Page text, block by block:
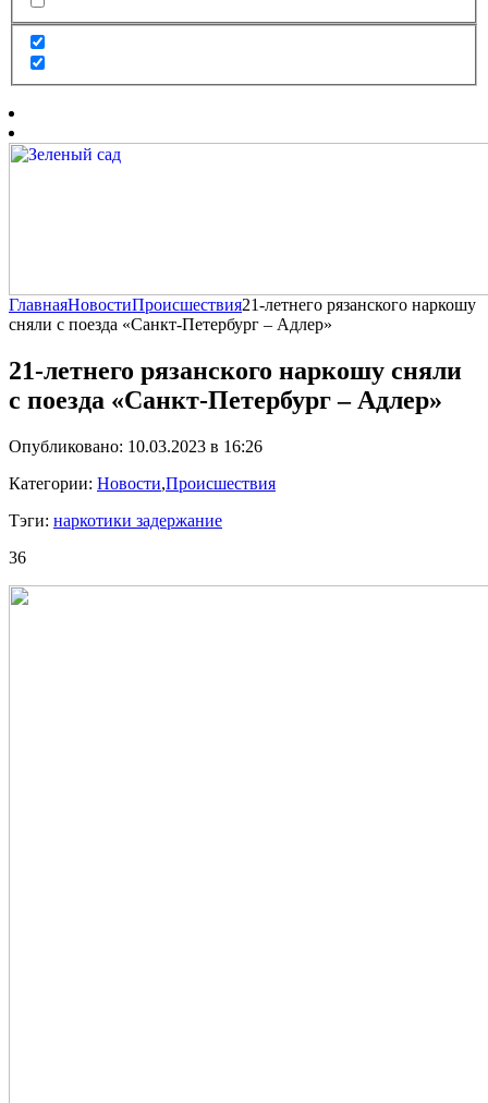
ГлавнаяНовостиПроисшествия21-летнего рязанского наркошу
сняли с поезда «Санкт-Петербург – Адлер»
21-летнего рязанского наркошу сняли
с поезда «Санкт-Петербург – Адлер»
Опубликовано: 10.03.2023 в 16:26
Категории: Новости,Происшествия
Тэги: наркотики задержание
36